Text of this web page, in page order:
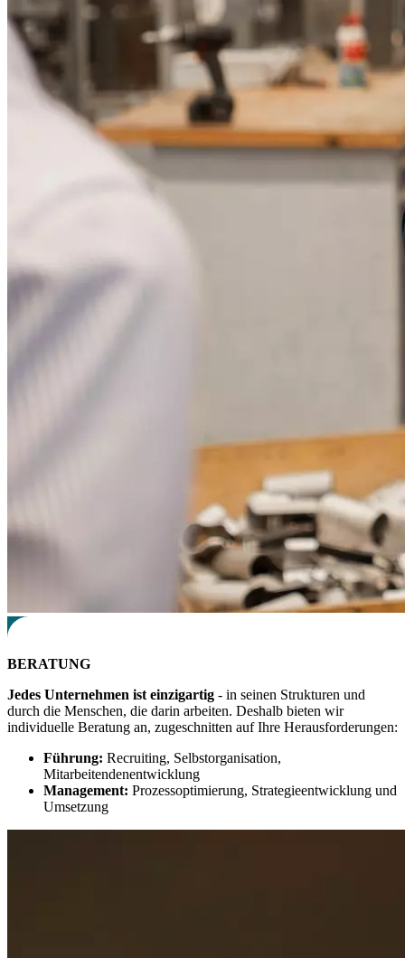
BERATUNG
Jedes Unternehmen ist einzigartig - in seinen Strukturen und
durch die Menschen, die darin arbeiten. Deshalb bieten wir
individuelle Beratung an, zugeschnitten auf Ihre Herausforderungen:
Führung: Recruiting, Selbstorganisation,
Mitarbeitendenentwicklung
Management: Prozessoptimierung, Strategieentwicklung und
Umsetzung